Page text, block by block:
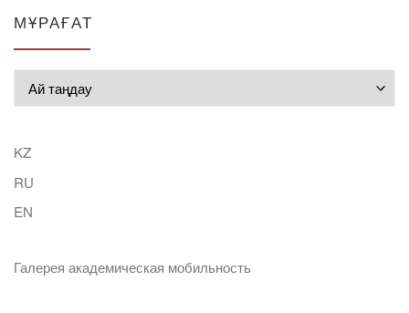
МҰРАҒАТ
KZ
RU
EN
Галерея академическая мобильность